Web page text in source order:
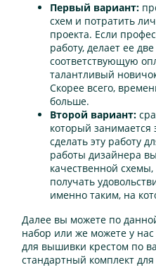
Первый вариант:
схем и потратить
проекта. Если
работу, делает ее
соответствующую
талантливый
Скорее всего,
больше.
Второй вариант:
который занимается
сделать эту работу
работы дизайнера
качественной
получать
именно таким, на
Далее вы можете по
набор или же можете у
для вышивки крестом по
стандартный комплект для